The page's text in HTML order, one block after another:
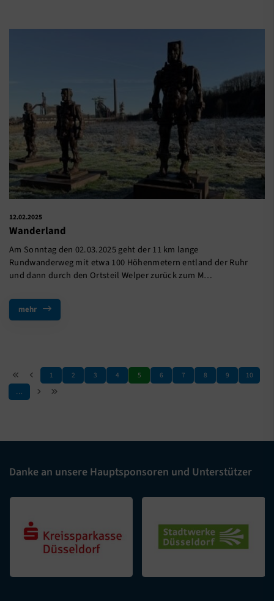
12.02.2025
Wanderland
Am Sonntag den 02.03.2025 geht der 11 km lange
Rundwanderweg mit etwa 100 Höhenmetern entland der Ruhr
und dann durch den Ortsteil Welper zurück zum M…
mehr
1 2 3 4 5 6 7 8 9
10
…
Danke an unsere Hauptsponsoren und Unterstützer